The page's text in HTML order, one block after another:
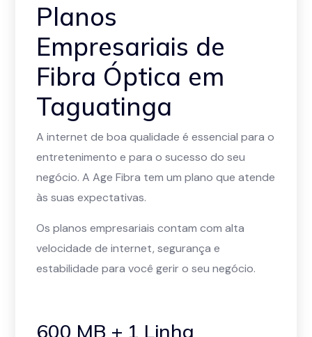
Planos
Empresariais de
Fibra Óptica em
Taguatinga
A internet de boa qualidade é essencial para o
entretenimento e para o sucesso do seu
negócio. A Age Fibra tem um plano que atende
às suas expectativas.
Os planos empresariais contam com alta
velocidade de internet, segurança e
estabilidade para você gerir o seu negócio.
600 MB + 1 Linha